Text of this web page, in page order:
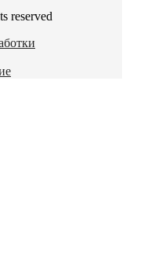
reserved